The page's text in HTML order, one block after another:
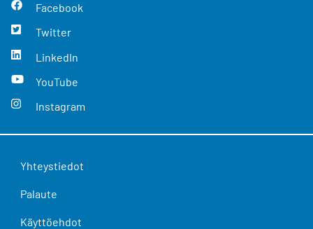
Facebook
Twitter
LinkedIn
YouTube
Instagram
Yhteystiedot
Palaute
Käyttöehdot